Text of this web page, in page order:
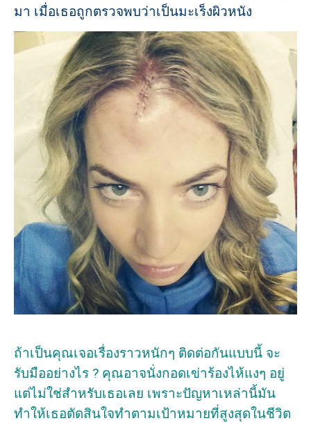
มา เมื่อเธอถูกตรวจพบว่าเป็นมะเร็งผิวหนัง
ถ้าเป็นคุณเจอเรื่องราวหนักๆ ติดต่อกันแบบนี้ จะ
รับมืออย่างไร ? คุณอาจนั่งกอดเข่าร้องไห้แงๆ อยู่
แต่ไม่ใช่สำหรับเธอเลย เพราะปัญหาเหล่านี้มัน
ทำให้เธอตัดสินใจทำตามเป้าหมายที่สูงสุดในชีวิต